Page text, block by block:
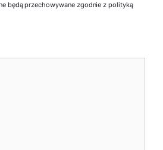
będą przechowywane zgodnie z polityką